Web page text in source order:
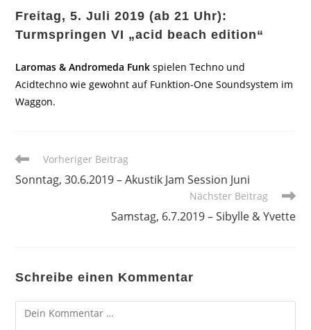
Freitag, 5. Juli 2019 (ab 21 Uhr):
Turmspringen VI „acid beach edition“
Laromas & Andromeda Funk spielen Techno und
Acidtechno wie gewohnt auf Funktion-One Soundsystem im
Waggon.
Weitere
ansehen
Vorheriger Beitrag
Sonntag, 30.6.2019 – Akustik Jam Session Juni
Nächster Beitrag
Samstag, 6.7.2019 – Sibylle & Yvette
Schreibe einen Kommentar
Kommentar